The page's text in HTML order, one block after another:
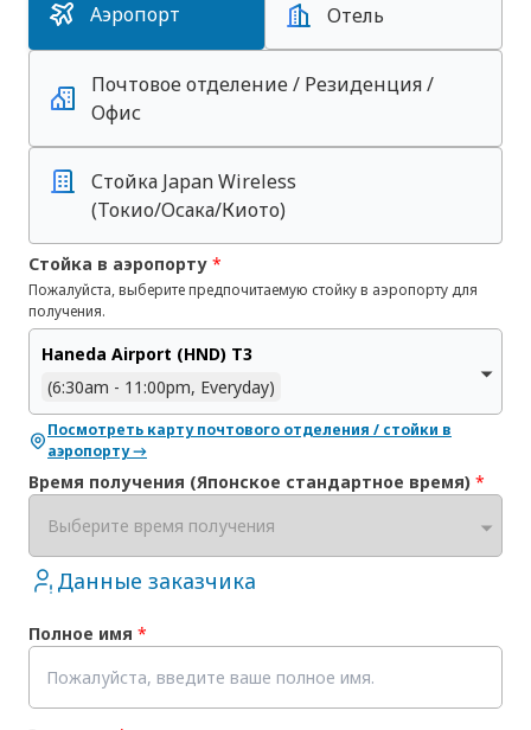
Аэропорт Отель
Почтовое отделение / Резиденция /
Офис
Стойка Japan Wireless
(Токио/Осака/Киото)
Стойка в аэропорту *
Пожалуйста, выберите предпочитаемую стойку в аэропорту для
получения.
Haneda Airport (HND) T3
(6:30am - 11:00pm, Everyday)
Посмотреть карту почтового отделения / стойки в
аэропорту →
Время получения (Японское стандартное время) *
Выберите время получения
Данные заказчика
Полное имя *